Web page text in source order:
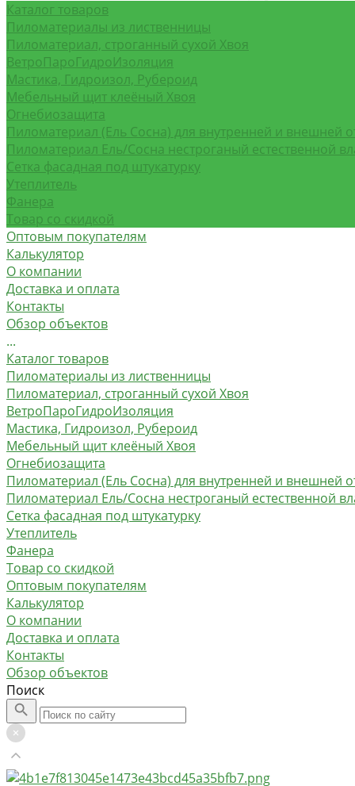
Каталог товаров
Пиломатериалы из лиственницы
Пиломатериал, строганный сухой Хвоя
ВетроПароГидроИзоляция
Мастика, Гидроизол, Рубероид
Мебельный щит клеёный Хвоя
Огнебиозащита
Пиломатериал (Ель Сосна) для внутренней и внешней
Пиломатериал Ель/Сосна нестроганый естественной
Сетка фасадная под штукатурку
Утеплитель
Фанера
Товар со скидкой
Оптовым покупателям
Калькулятор
О компании
Доставка и оплата
Контакты
Обзор объектов
...
Каталог товаров
Пиломатериалы из лиственницы
Пиломатериал, строганный сухой Хвоя
ВетроПароГидроИзоляция
Мастика, Гидроизол, Рубероид
Мебельный щит клеёный Хвоя
Огнебиозащита
Пиломатериал (Ель Сосна) для внутренней и внешней
Пиломатериал Ель/Сосна нестроганый естественной
Сетка фасадная под штукатурку
Утеплитель
Фанера
Товар со скидкой
Оптовым покупателям
Калькулятор
О компании
Доставка и оплата
Контакты
Обзор объектов
Поиск